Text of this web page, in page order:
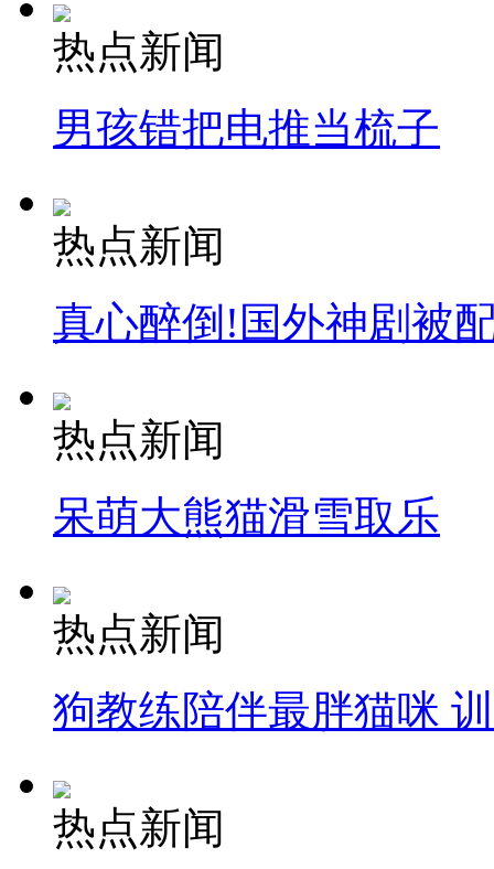
热点新闻
男孩错把电推当梳子
热点新闻
真心醉倒!国外神剧被
热点新闻
呆萌大熊猫滑雪取乐
热点新闻
狗教练陪伴最胖猫咪
热点新闻